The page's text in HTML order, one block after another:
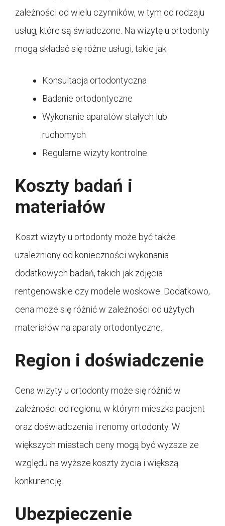
zależności od wielu czynników, w tym od rodzaju
usług, które są świadczone. Na wizytę u ortodonty
mogą składać się różne usługi, takie jak:
Konsultacja ortodontyczna
Badanie ortodontyczne
Wykonanie aparatów stałych lub
ruchomych
Regularne wizyty kontrolne
Koszty badań i
materiałów
Koszt wizyty u ortodonty może być także
uzależniony od konieczności wykonania
dodatkowych badań, takich jak zdjęcia
rentgenowskie czy modele woskowe. Dodatkowo,
cena może się różnić w zależności od użytych
materiałów na aparaty ortodontyczne.
Region i doświadczenie
Cena wizyty u ortodonty może się różnić w
zależności od regionu, w którym mieszka pacjent
oraz doświadczenia i renomy ortodonty. W
większych miastach ceny mogą być wyższe ze
względu na wyższe koszty życia i większą
konkurencję.
Ubezpieczenie